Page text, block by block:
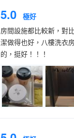
5.0 極好
房間設施都比較新，對
潔做得也好，八樓洗衣
的，挺好！！！